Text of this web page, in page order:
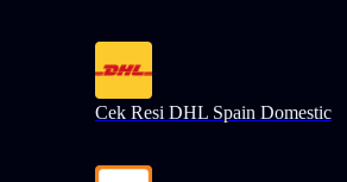
Cek Resi DHL Spain Domestic